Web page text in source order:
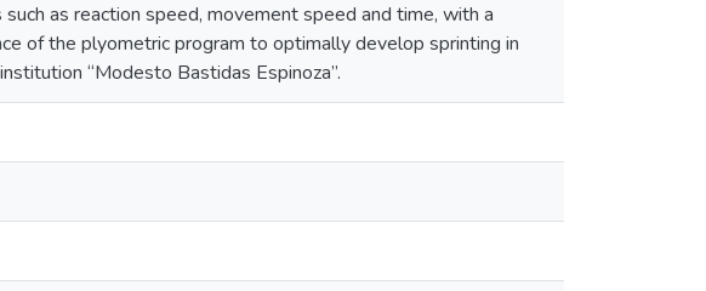
as reaction speed, movement speed and time, with a
of the plyometric program to optimally develop sprinting in
“Modesto Bastidas Espinoza”.